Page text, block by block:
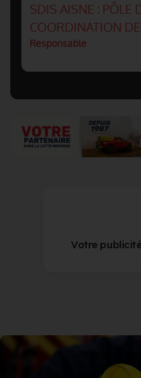
SDIS AISNE : PÔLE
COORDINATION
Responsable
Votre